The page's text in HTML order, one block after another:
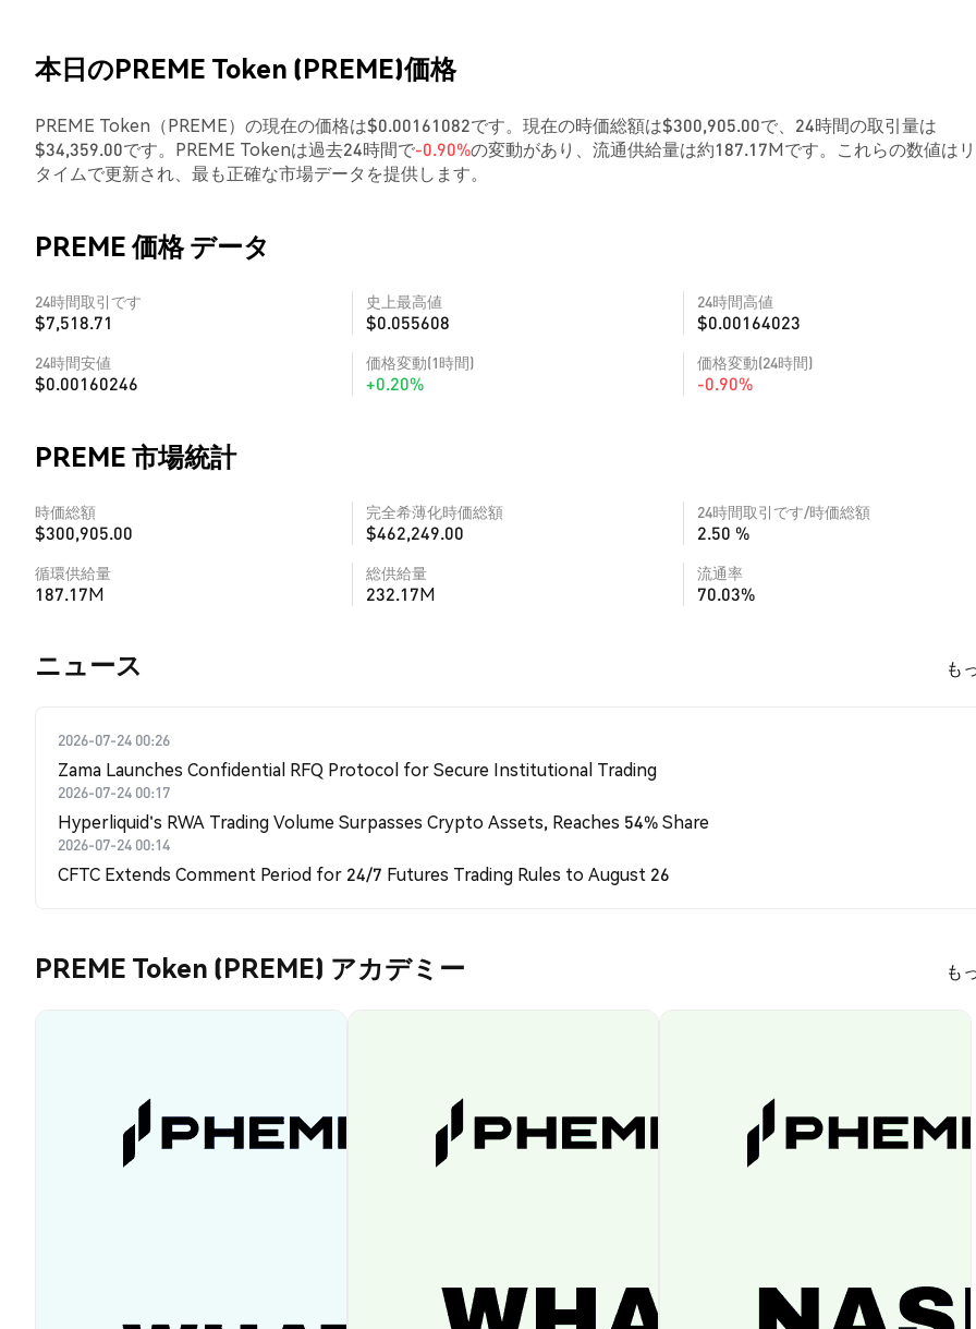
本日のPREME Token (PREME)価格
PREME Token（PREME）の現在の価格は$0.00161082です。現在の時価総額は$300,905.00で、24時間の取引量は
$34,359.00です。PREME Tokenは過去24時間で-0.90%の変動があり、流通供給量は約187.17Mです。これらの数値は
タイムで更新され、最も正確な市場データを提供します。
PREME 価格 データ
24時間取引です
$7,518.71
史上最高値
$0.055608
24時間高値
$0.00164023
24時間安値
$0.00160246
価格変動(1時間)
+0.20%
価格変動(24時間)
-0.90%
PREME 市場統計
時価総額
$300,905.00
完全希薄化時価総額
$462,249.00
24時間取引です/時価総額
2.50 %
循環供給量
187.17M
総供給量
232.17M
流通率
70.03%
​​ニュース​​ も
2026-07-24 00:26
Zama Launches Confidential RFQ Protocol for Secure Institutional Trading
2026-07-24 00:17
Hyperliquid's RWA Trading Volume Surpasses Crypto Assets, Reaches 54% Share
2026-07-24 00:14
CFTC Extends Comment Period for 24/7 Futures Trading Rules to August 26
PREME Token (PREME) アカデミー も